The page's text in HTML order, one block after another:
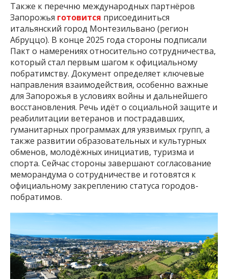
Также к перечню международных партнёров
Запорожья готовится присоединиться
итальянский город Монтезильвано (регион
Абруццо). В конце 2025 года стороны подписали
Пакт о намерениях относительно сотрудничества,
который стал первым шагом к официальному
побратимству. Документ определяет ключевые
направления взаимодействия, особенно важные
для Запорожья в условиях войны и дальнейшего
восстановления. Речь идёт о социальной защите и
реабилитации ветеранов и пострадавших,
гуманитарных программах для уязвимых групп, а
также развитии образовательных и культурных
обменов, молодёжных инициатив, туризма и
спорта. Сейчас стороны завершают согласование
меморандума о сотрудничестве и готовятся к
официальному закреплению статуса городов-
побратимов.